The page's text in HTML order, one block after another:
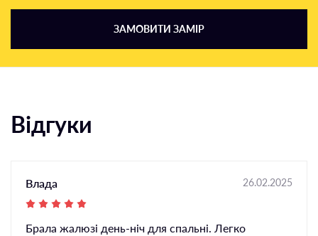
ЗАМОВИТИ ЗАМІР
Відгуки
Влада 26.02.2025
Брала жалюзі день-ніч для спальні. Легко